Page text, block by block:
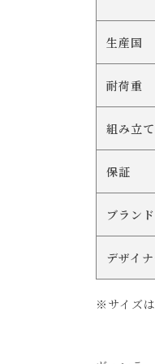
生産国
耐荷重
組み立て
保証
ブランド
デザイ
※サイズ